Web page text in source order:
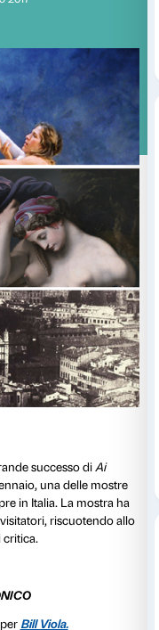
27 gennaio 2017